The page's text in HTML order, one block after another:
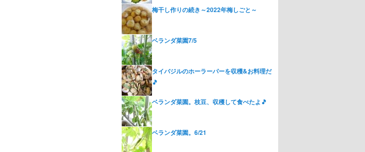
梅干し作りの続き～2022年梅しごと～
ベランダ菜園7/5
タイバジルのホーラーパーを収穫&お料理だ
🎵
ベランダ菜園。枝豆、収穫して食べたよ🎵
ベランダ菜園。6/21